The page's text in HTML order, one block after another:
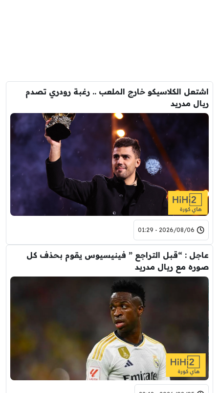
اشتعل الكلاسيكو خارج الملعب .. رغبة رودري تصدم
ريال مدريد
2026/08/06 - 01:29
عاجل : “قبل التراجع ” فينيسيوس يقوم بحذف كل
صوره مع ريال مدريد